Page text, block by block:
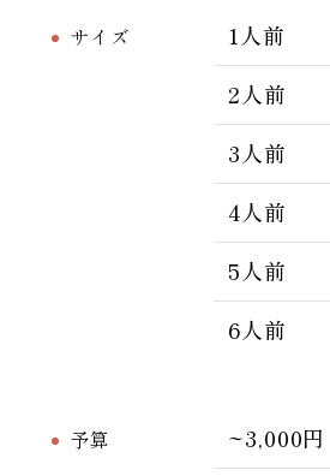
サイズ
1人前
2人前
3人前
4人前
5人前
6人前
予算
~3,000円